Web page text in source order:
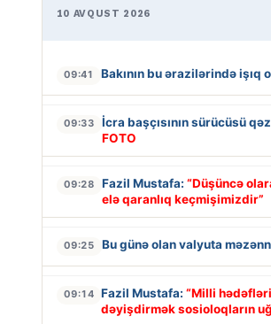
10 AVQUST 2026
09:41 Bakının bu ərazilərində işıq
09:33 İcra başçısının sürücüsü
FOTO
09:28 Fazil Mustafa: “Düşüncə
elə qaranlıq keçmişimizdir”
09:25 Bu günə olan valyuta
09:14 Fazil Mustafa: “Milli hədəfləri
dəyişdirmək sosioloqların